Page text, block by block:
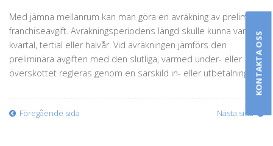
Med jämna mellanrum kan man göra en avräkning av preliminär
franchiseavgift. Avräkningsperiodens längd skulle kunna vara
kvartal, tertial eller halvår. Vid avräkningen jämförs den
preliminära avgiften med den slutliga, varmed under- eller
överskottet regleras genom en särskild in- eller utbetalning.
Föregående sida Nästa sida
KONTAKTA OSS